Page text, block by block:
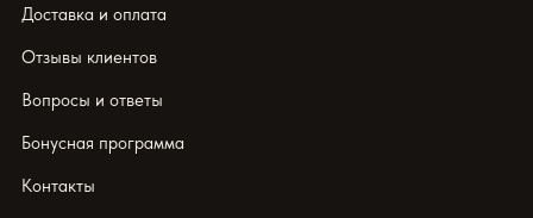
Доставка и оплата
Отзывы клиентов
Вопросы и ответы
Бонусная программа
Контакты